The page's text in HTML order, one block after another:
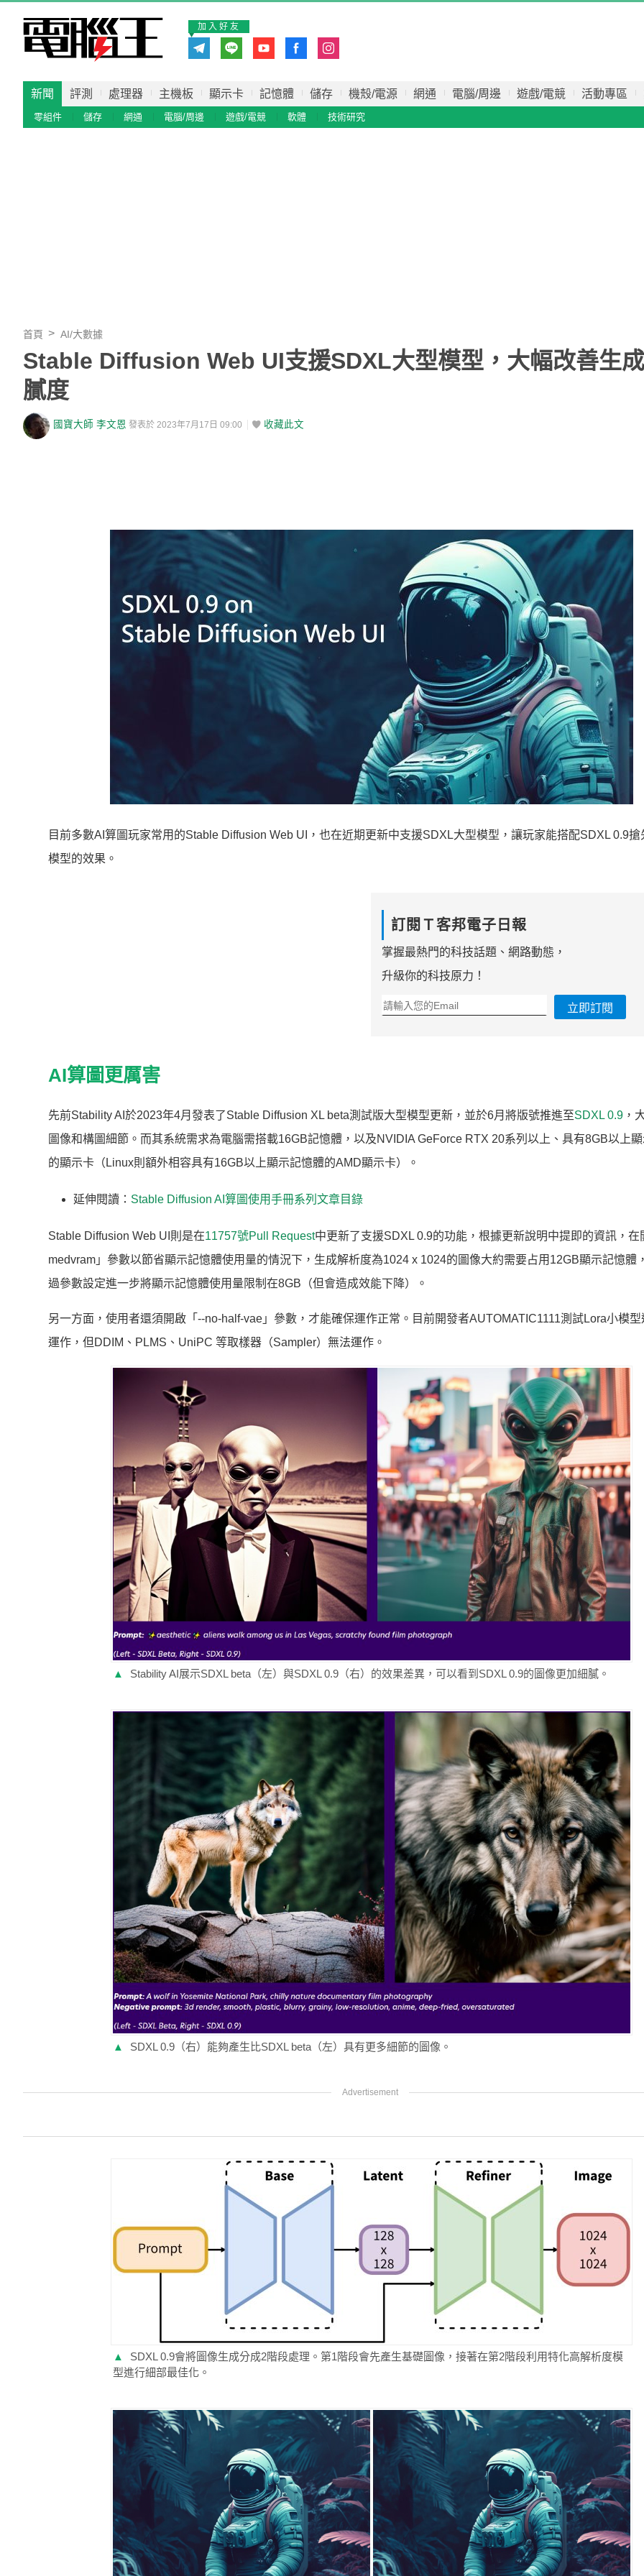
加入好友
新聞 評測 處理器 主機板 顯示卡 記憶體 儲存 機殼/電源 網通 電腦/周邊 遊戲/電競 活動專區
零組件 儲存 網通 電腦/周邊 遊戲/電競 軟體 技術研究
首頁 AI/大數據
Stable Diffusion Web UI支援SDXL大型模型，大幅改善生
膩度
國寶大師 李文恩 發表於 2023年7月17日 09:00 收藏此文
目前多數AI算圖玩家常用的Stable Diffusion Web UI，也在近期更新中支援SDXL大型模型，讓玩家能搭配SDXL 0.9搶
模型的效果。
訂閱Ｔ客邦電子日報
掌握最熱門的科技話題、網路動態，
升級你的科技原力！
立即訂閱
AI算圖更厲害
先前Stability AI於2023年4月發表了Stable Diffusion XL beta測試版大型模型更新，並於6月將版號推進至SDXL 0.9 ，
圖像和構圖細節。而其系統需求為電腦需搭載16GB記憶體，以及NVIDIA GeForce RTX 20系列以上、具有8GB以上
的顯示卡（Linux則額外相容具有16GB以上顯示記憶體的AMD顯示卡）。
延伸閱讀： Stable Diffusion AI算圖使用手冊系列文章目錄
Stable Diffusion Web UI則是在11757號Pull Request中更新了支援SDXL 0.9的功能，根據更新說明中提即的資訊，在
medvram」參數以節省顯示記憶體使用量的情況下，生成解析度為1024 x 1024的圖像大約需要占用12GB顯示記憶體
過參數設定進一步將顯示記憶體使用量限制在8GB（但會造成效能下降）。
另一方面，使用者還須開啟「--no-half-vae」參數，才能確保運作正常。目前開發者AUTOMATIC1111測試Lora小模型
運作，但DDIM、PLMS、UniPC 等取樣器（Sampler）無法運作。
▲ Stability AI展示SDXL beta（左）與SDXL 0.9（右）的效果差異，可以看到SDXL 0.9的圖像更加細膩。
▲ SDXL 0.9（右）能夠產生比SDXL beta（左）具有更多細節的圖像。
▲
SDXL 0.9會將圖像生成分成2階段處理。第1階段會先產生基礎圖像，接著在第2階段利用特化高解析度模
型進行細部最佳化。